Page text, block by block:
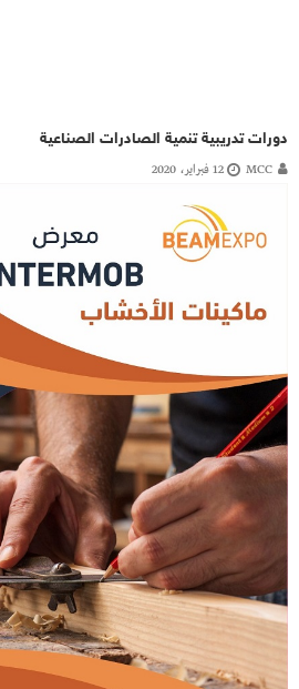
دورات تدريبية تنمية الصادرات الصناعية
MCC 12 فبراير، 2020